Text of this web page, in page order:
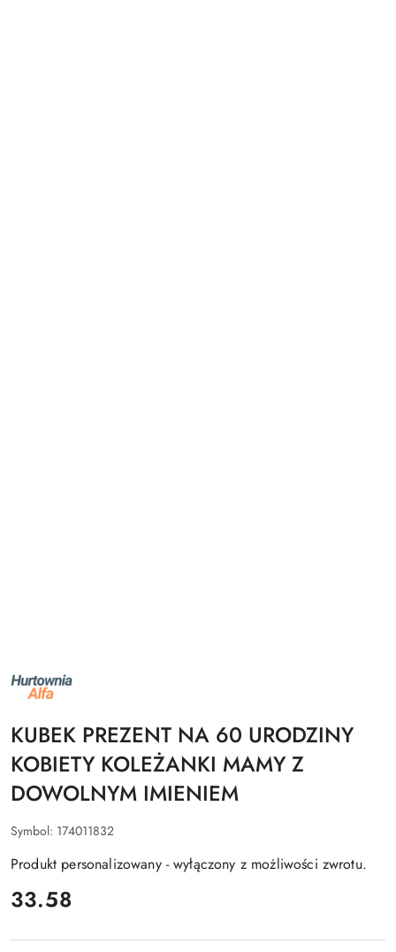
NAZWA
PRODUCENTA:
ALFA
KUBEK PREZENT NA 60 URODZINY
KOBIETY KOLEŻANKI MAMY Z
DOWOLNYM IMIENIEM
Symbol: 174011832
Produkt personalizowany - wyłączony z możliwości zwrotu.
cena:
33.58